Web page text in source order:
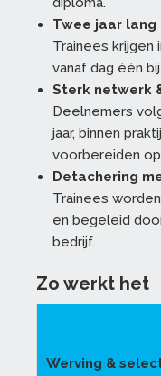
Twee jaar
Trainees krijgen
vanaf dag één
Sterk netwerk
Deelnemers
jaar, binnen
voorbereiden
Detachering
Trainees
en begeleid
bedrijf.
Zo werkt het
Werving &